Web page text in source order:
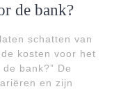
de bank?
schatten van
kosten voor het
bank?” De
en zijn